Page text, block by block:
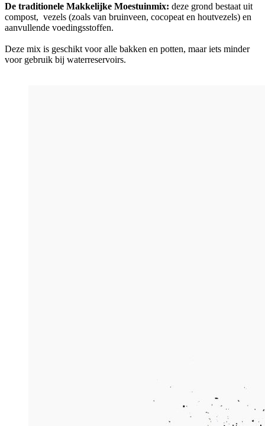
De traditionele Makkelijke Moestuinmix: deze grond bestaat uit
compost, vezels (zoals van bruinveen, cocopeat en houtvezels) en
aanvullende voedingsstoffen.
Deze mix is geschikt voor alle bakken en potten, maar iets minder
voor gebruik bij waterreservoirs.